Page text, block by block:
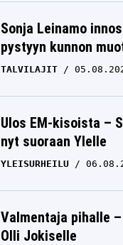
Sonja Leinamo
pystyyn kunnon
TALVILAJIT
Ulos EM-kisoista –
nyt suoraan Ylelle
YLEISURHEILU
Valmentaja pihalle
Olli Jokiselle